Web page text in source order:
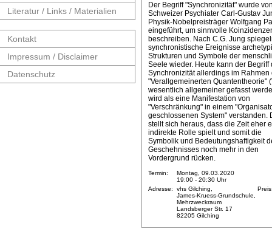
Literatur / Links / Materialien
Kontakt
Impressum / Disclaimer
Datenschutz
Der Begriff "Synchronizität" wurde
Schweizer Psychiater Carl-Gustav
Physik-Nobelpreisträger Wolfgang
eingeführt, um sinnvolle
beschreiben. Nach C.G. Jung
synchronistische Ereignisse
Strukturen und Symbole der
Seele wieder. Heute kann der Begriff
Synchronizität allerdings im Rahmen
"Verallgemeinerten Quantentheorie"
wesentlich allgemeiner gefasst
wird als eine Manifestation von
"Verschränkung" in einem
geschlossenen System" verstanden.
stellt sich heraus, dass die Zeit eher
indirekte Rolle spielt und somit die
Symbolik und Bedeutungshaftigkeit
Geschehnisses noch mehr in den
Vordergrund rücken.
Termin:
Montag, 09.03.2020
19:00 - 20:30 Uhr
Adresse:
vhs Gilching,
James-Kruess-Grundschule,
Mehrzweckraum
Landsberger Str. 17
82205 Gilching